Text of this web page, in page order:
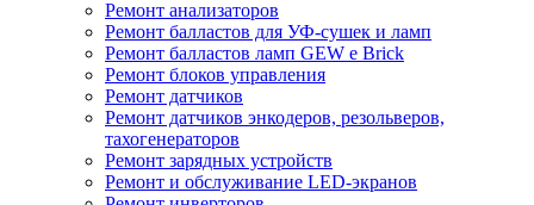
Ремонт анализаторов
Ремонт балластов для УФ-сушек и ламп
Ремонт балластов ламп GEW e Brick
Ремонт блоков управления
Ремонт датчиков
Ремонт датчиков энкодеров, резольверов,
тахогенераторов
Ремонт зарядных устройств
Ремонт и обслуживание LED-экранов